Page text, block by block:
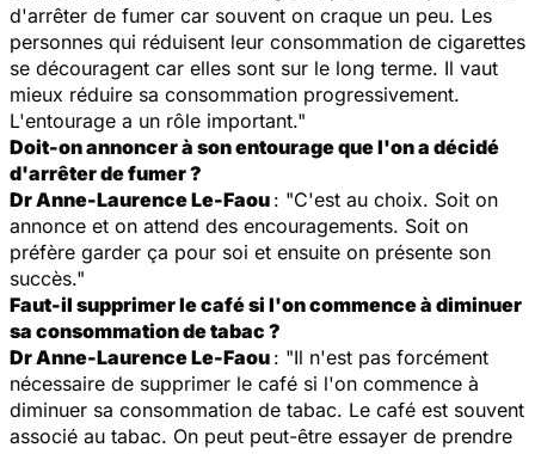
d'arrêter de fumer car souvent on craque un peu. Les
personnes qui réduisent leur consommation de cigarettes
se découragent car elles sont sur le long terme. Il vaut
mieux réduire sa consommation progressivement.
L'entourage a un rôle important."
Doit-on annoncer à son entourage que l'on a décidé
d'arrêter de fumer ?
Dr Anne-Laurence Le-Faou : "C'est au choix. Soit on
annonce et on attend des encouragements. Soit on
préfère garder ça pour soi et ensuite on présente son
succès."
Faut-il supprimer le café si l'on commence à diminuer
sa consommation de tabac ?
Dr Anne-Laurence Le-Faou : "Il n'est pas forcément
nécessaire de supprimer le café si l'on commence à
diminuer sa consommation de tabac. Le café est souvent
associé au tabac. On peut peut-être essayer de prendre